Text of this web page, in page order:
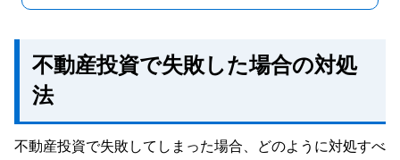
不動産投資で失敗した場合の対処
法
不動産投資で失敗してしまった場合、どのように対処すべ